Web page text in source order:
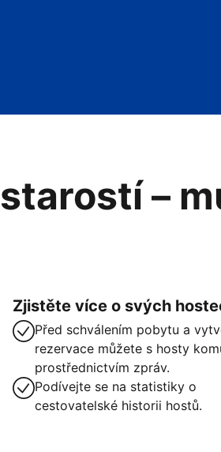
–
Zjistěte více o svých
Před schválením pobytu a
rezervace můžete s hosty
prostřednictvím zpráv.
Podívejte se na statistiky o
cestovatelské historii hostů.